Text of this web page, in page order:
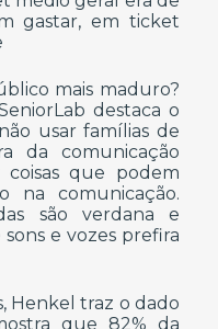
gastar, em ticket
mais maduro?
destaca o
usar famílias de
da comunicação
coisas que podem
na comunicação.
são verdana e
e vozes prefira
Henkel traz o dado
que 82% da